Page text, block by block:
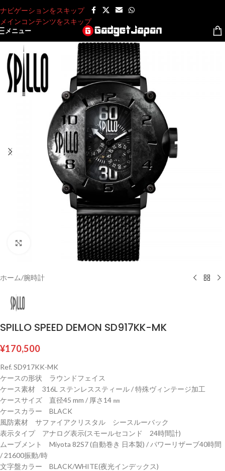
ナビゲーションをスキップ
メインコンテンツをスキップ
メニュー
クリックして拡大
ホーム/腕時計
SPILLO SPEED DEMON SD917KK-MK
¥170,500
Ref. SD917KK-MK
ケースの形状 ラウンドフェイス
ケース素材 316L ステンレススティール / 特殊ヴィンテージ加工
ケースサイズ 直径45 mm / 厚さ14 ㎜
ケースカラー BLACK
風防素材 サファイアクリスタル シースルーバック
表示タイプ アナログ表示(スモールセコンド 24時間計)
ムーブメント Miyota 82S7 (自動巻き 日本製) / パワーリザーブ40時間
/ 21600振動/時
文字盤カラー BLACK/WHITE(夜光インデックス)